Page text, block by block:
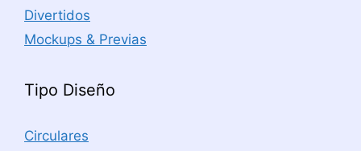
Divertidos
Mockups & Previas
Tipo Diseño
Circulares